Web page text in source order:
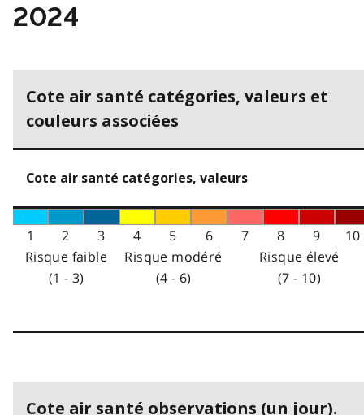
2024
Cote air santé catégories, valeurs et
couleurs associées
Cote air santé catégories, valeurs
1 2 3 4 5 6 7 8 9
10
Risque faible
(1 - 3)
Risque modéré
(4 - 6)
Risque élevé
(7 - 10)
Cote air santé observations (un jour).